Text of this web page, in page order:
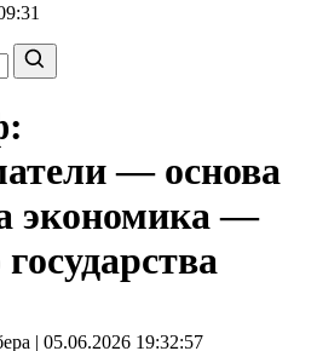
— основа
экономика —
| 05.06.2026 19:32:57